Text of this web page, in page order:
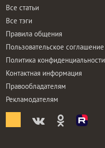
Все статьи
Все тэги
Правила общения
Пользовательское соглашение
Политика конфиденциальности
Контактная информация
Правообладателям
Рекламодателям